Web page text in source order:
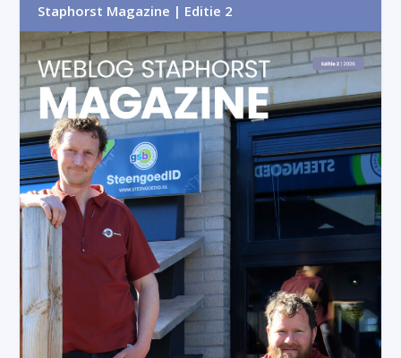
Staphorst Magazine | Editie 2